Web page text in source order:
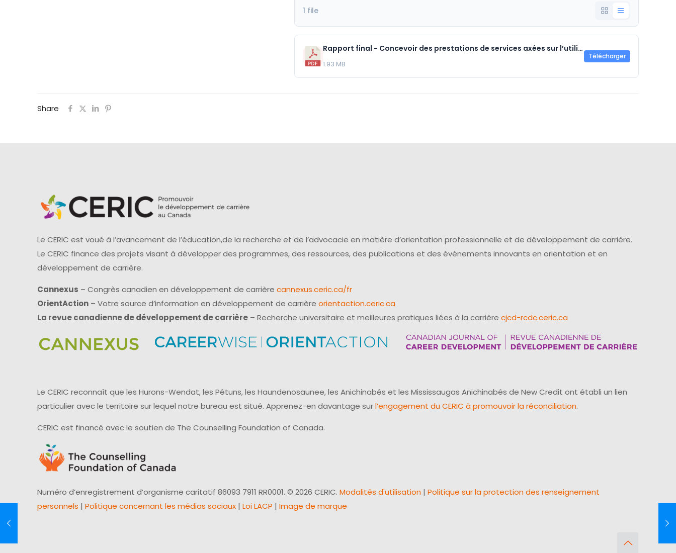
1 file
Rapport final - Concevoir des prestations de services axées sur l’utilisateur.pdf
1.93 MB
Télécharger
Share
Le CERIC est voué à l’avancement de l’éducation,de la recherche et de l’advocacie en matière d’orientation professionnelle et de développement de carrière.
Le CERIC finance des projets visant à développer des programmes, des ressources, des publications et des événements innovants en orientation et en
développement de carrière.
Cannexus – Congrès canadien en développement de carrière cannexus.ceric.ca/fr
OrientAction – Votre source d’information en développement de carrière orientaction.ceric.ca
La revue canadienne de développement de carrière – Recherche universitaire et meilleures pratiques liées à la carrière cjcd-rcdc.ceric.ca
Le CERIC reconnaît que les Hurons-Wendat, les Pétuns, les Haundenosaunee, les Anichinabés et les Mississaugas Anichinabés de New Credit ont établi un lien
particulier avec le territoire sur lequel notre bureau est situé. Apprenez-en davantage surl’engagement du CERIC à promouvoir la réconciliation.
CERIC est financé avec le soutien de The Counselling Foundation of Canada.
Numéro d’enregistrement d’organisme caritatif 86093 7911 RR0001. © 2026 CERIC. Modalités d'utilisation | Politique sur la protection des renseignement
personnels | Politique concernant les médias sociaux | Loi LACP | Image de marque